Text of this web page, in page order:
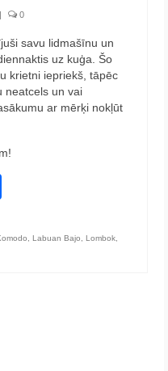
| 0
savu lidmašīnu un
uz kuģa. Šo
krietni iepriekš, tāpēc
neatcels un vai
ar mērķi nokļūt
Labuan Bajo Lombok